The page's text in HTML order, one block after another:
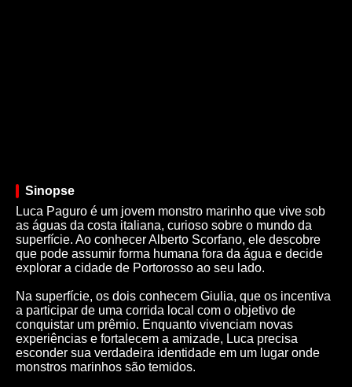
Sinopse
Luca Paguro é um jovem monstro marinho que vive sob
as águas da costa italiana, curioso sobre o mundo da
superfície. Ao conhecer Alberto Scorfano, ele descobre
que pode assumir forma humana fora da água e decide
explorar a cidade de Portorosso ao seu lado.
Na superfície, os dois conhecem Giulia, que os incentiva
a participar de uma corrida local com o objetivo de
conquistar um prêmio. Enquanto vivenciam novas
experiências e fortalecem a amizade, Luca precisa
esconder sua verdadeira identidade em um lugar onde
monstros marinhos são temidos.